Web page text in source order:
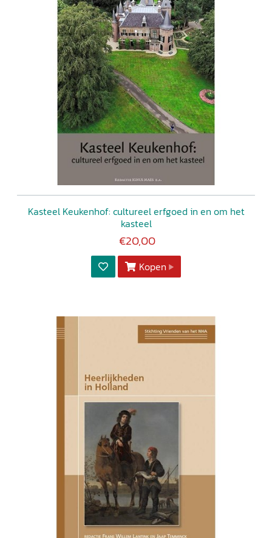
Kasteel Keukenhof: cultureel erfgoed in en om het
kasteel
€20,00
Kopen